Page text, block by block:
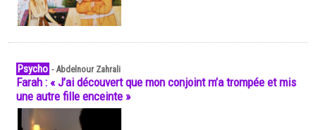
Psycho -Abdelnour Zahrali
Farah : « J’ai découvert que mon conjoint m’a trompée et mis
une autre fille enceinte »